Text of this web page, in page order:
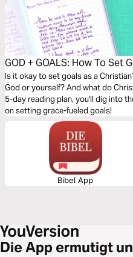
GOD + GOALS: How To Set
Is it okay to set goals as a
God or yourself? And what do
5-day reading plan, you'll dig into
on setting grace-fueled goals!
Bibel App
Die App ermutigt